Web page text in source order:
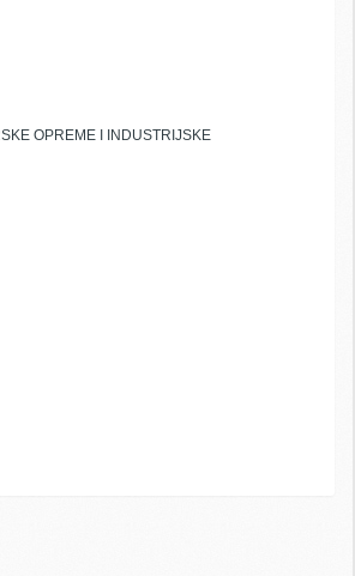
OPREME I INDUSTRIJSKE